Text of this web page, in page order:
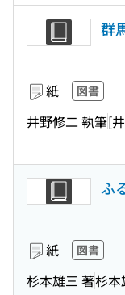
群
紙 図書
井野修二 執筆[
ふ
紙 図書
杉本雄三 著杉本